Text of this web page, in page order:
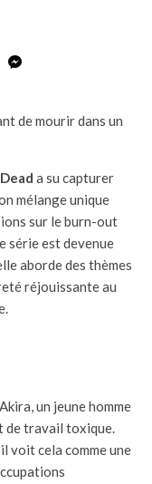
de mourir dans un
a su capturer
mélange unique
sur le burn-out
série est devenue
aborde des thèmes
réjouissante au
un jeune homme
de travail toxique.
voit cela comme une